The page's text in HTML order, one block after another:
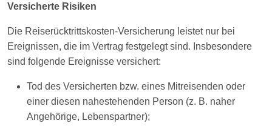
Versicherte Risiken
Die Reiserücktrittskosten-Versicherung leistet nur bei
Ereignissen, die im Vertrag festgelegt sind. Insbesondere
sind folgende Ereignisse versichert:
Tod des Versicherten bzw. eines Mitreisenden oder
einer diesen nahestehenden Person (z. B. naher
Angehörige, Lebenspartner);